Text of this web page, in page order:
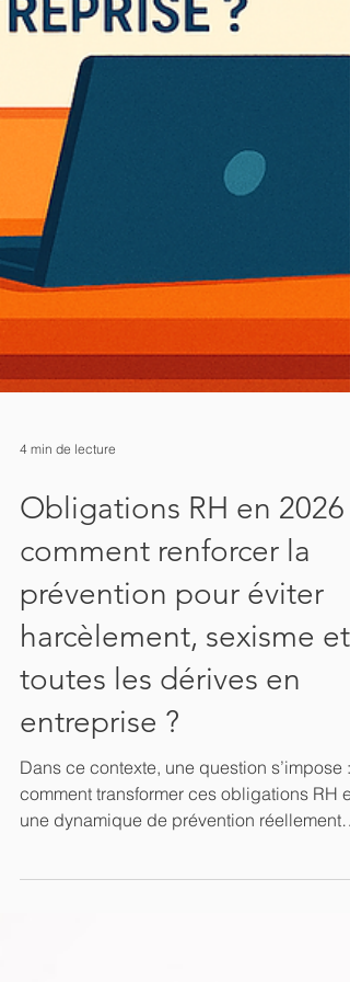
4 min de lecture
Obligations RH en 2026 :
comment renforcer la
prévention pour éviter
harcèlement, sexisme et
toutes les dérives en
entreprise ?
Dans ce contexte, une question s’impose :
comment transformer ces obligations RH en